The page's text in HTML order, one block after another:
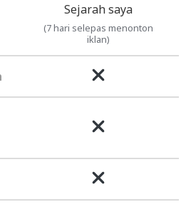
Sejarah saya
(7 hari selepas menonton
iklan)